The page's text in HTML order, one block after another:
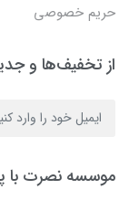
حریم خصوصی
از تخفیف‌ها و
موسسه نصرت با